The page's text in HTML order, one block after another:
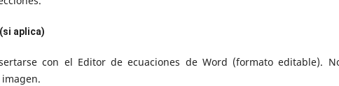
aplica)
con el Editor de ecuaciones de Word (formato editable).